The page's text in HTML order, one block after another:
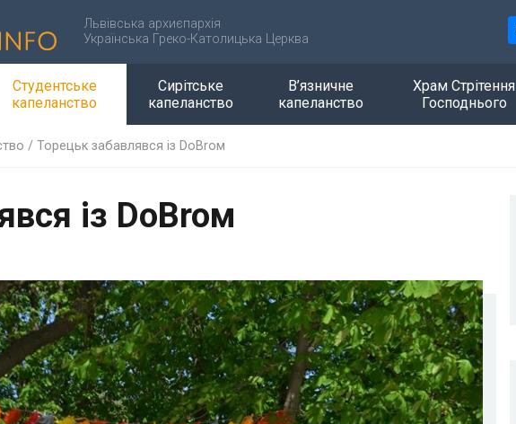
Львівська архиєпархія
Українська Греко-Католицька Церква
Студентське
капеланство
Сирітське
капеланство
В’язничне
капеланство
Храм Стрітення
Господнього
/ Торецьк забавлявся із DoBroм
із DoBroм